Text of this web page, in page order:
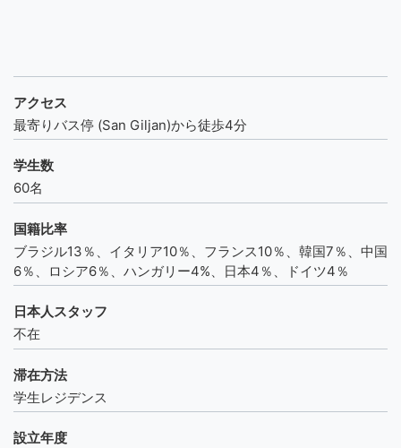
アクセス
最寄りバス停 (San Giljan)から徒歩4分
学生数
60名
国籍比率
ブラジル13％、イタリア10％、フランス10％、韓国7％、中国
6％、ロシア6％、ハンガリー4%、日本4％、ドイツ4％
日本人スタッフ
不在
滞在方法
学生レジデンス
設立年度